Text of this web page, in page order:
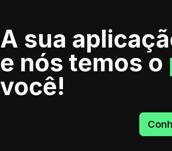
A sua
e nós temos o
você!